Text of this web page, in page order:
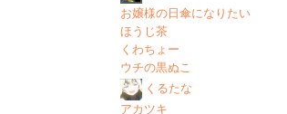
お嬢様の日傘になりたい
ほうじ茶
くわちょー
ウチの黒ぬこ
くるたな
アカツキ